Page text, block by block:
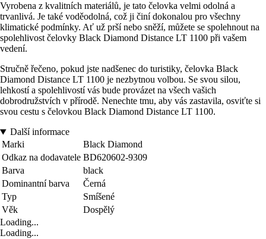
Vyrobena z kvalitních materiálů, je tato čelovka velmi odolná a
trvanlivá. Je také voděodolná, což ji činí dokonalou pro všechny
klimatické podmínky. Ať už prší nebo sněží, můžete se spolehnout na
spolehlivost čelovky Black Diamond Distance LT 1100 při vašem
vedení.
Stručně řečeno, pokud jste nadšenec do turistiky, čelovka Black
Diamond Distance LT 1100 je nezbytnou volbou. Se svou silou,
lehkostí a spolehlivostí vás bude provázet na všech vašich
dobrodružstvích v přírodě. Nenechte tmu, aby vás zastavila, osviťte si
svou cestu s čelovkou Black Diamond Distance LT 1100.
Další informace
Marki
Black Diamond
Odkaz na dodavatele BD620602-9309
Barva
black
Dominantní barva
Černá
Typ
Smíšené
Věk
Dospělý
Loading...
Loading...